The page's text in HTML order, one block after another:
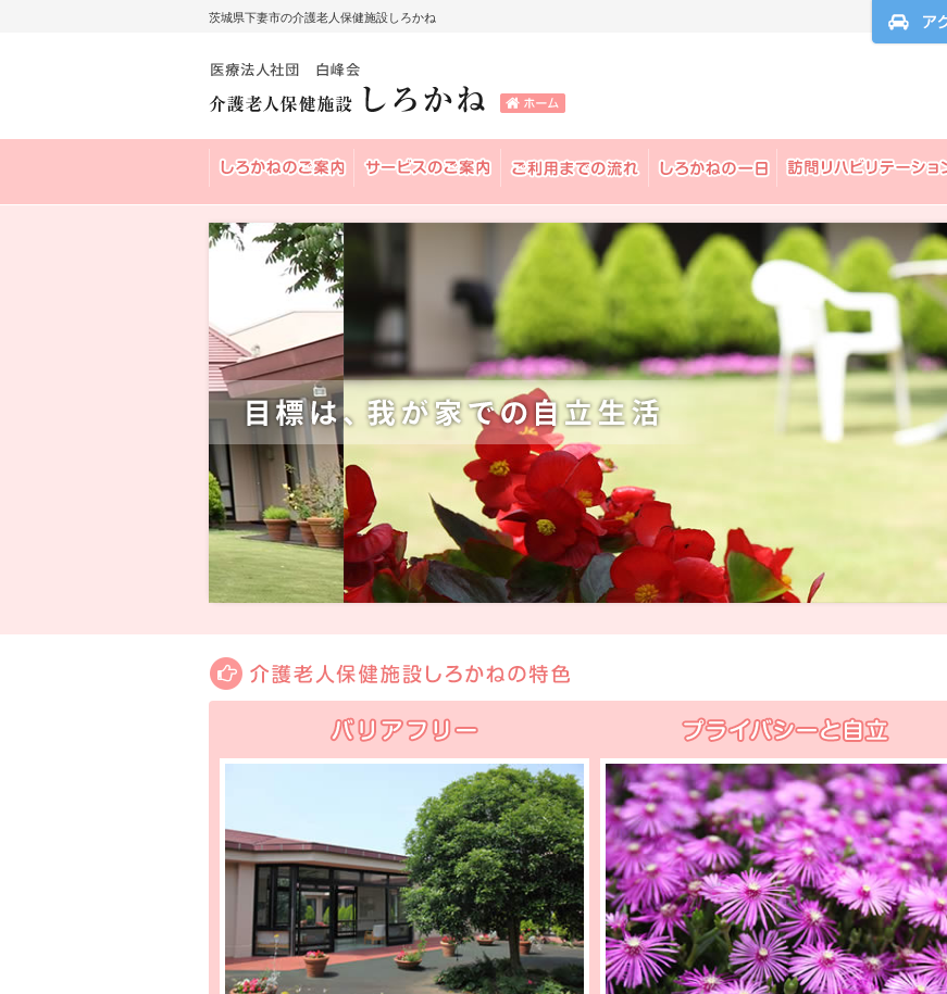
茨城県下妻市の介護老人保健施設しろかね
しろかねの案内 サービスのご案内 ご利用までの流れ しろかねの一日 訪問リハビリテーション
目標は、我が家での自立生活